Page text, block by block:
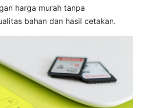
harga murah tanpa
bahan dan hasil cetakan.